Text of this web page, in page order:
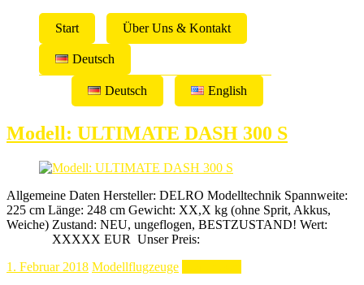
Start Über Uns & Kontakt
Deutsch
Deutsch English
Modell: ULTIMATE DASH 300 S
Allgemeine Daten Hersteller: DELRO Modelltechnik Spannweite:
225 cm Länge: 248 cm Gewicht: XX,X kg (ohne Sprit, Akkus,
Weiche) Zustand: NEU, ungeflogen, BESTZUSTAND! Wert:
XXXXX EUR Unser Preis:
1. Februar 2018 Modellflugzeuge